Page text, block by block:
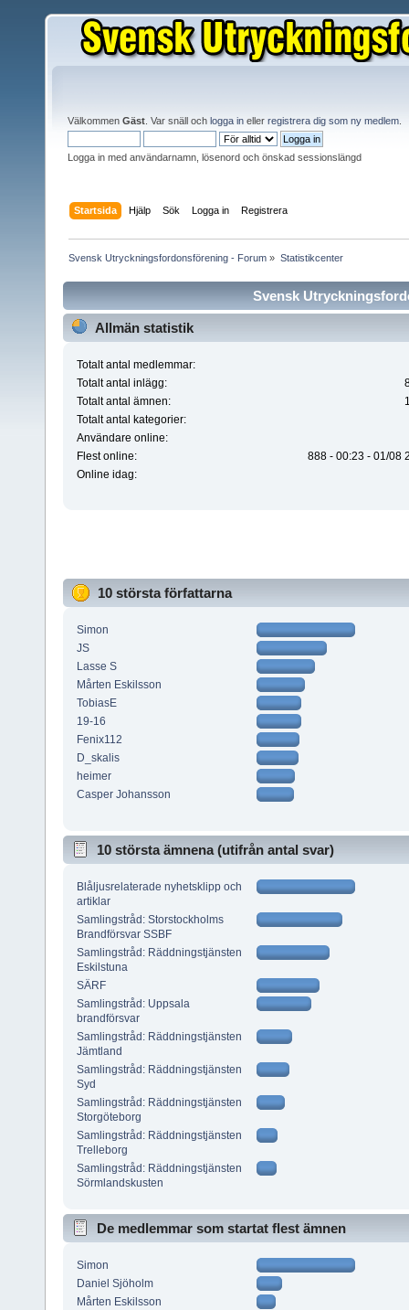
Välkommen Gäst . Var snäll och logga in eller registrera dig som ny medlem
Logga in med användarnamn, lösenord och önskad sessionslängd
Startsida Hjälp Sök Logga in Registrera
Svensk Utryckningsfordonsförening - Forum » Statistikcenter
Svensk
Allmän statistik
Totalt antal medlemmar:
Totalt antal inlägg:
Totalt antal ämnen:
Totalt antal kategorier:
Användare online:
Flest online:
888 - 00:23 - 01/08
Online idag:
10 största författarna
Simon
JS
Lasse S
Mårten Eskilsson
TobiasE
19-16
Fenix112
D_skalis
heimer
Casper Johansson
10 största ämnena (utifrån antal svar)
Blåljusrelaterade nyhetsklipp och
artiklar
Samlingstråd: Storstockholms
Brandförsvar SSBF
Samlingstråd: Räddningstjänsten
Eskilstuna
SÄRF
Samlingstråd: Uppsala
brandförsvar
Samlingstråd: Räddningstjänsten
Jämtland
Samlingstråd: Räddningstjänsten
Syd
Samlingstråd: Räddningstjänsten
Storgöteborg
Samlingstråd: Räddningstjänsten
Trelleborg
Samlingstråd: Räddningstjänsten
Sörmlandskusten
De medlemmar som startat flest ämnen
Simon
Daniel Sjöholm
Mårten Eskilsson